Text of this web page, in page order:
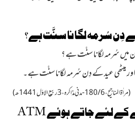
سُرمہ لگانا سنَّت ہے ؟
میٹھی عید کے دِن سُرمہ لگانا سنَّتہے۔
( مراٰۃ المناجیح ، 6 / 180-مدنی مذاکرہ ، 3 ربیع الاوّل1441 ھ)
ATM